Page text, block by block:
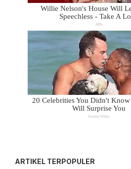
ARTIKEL TERPOPULER